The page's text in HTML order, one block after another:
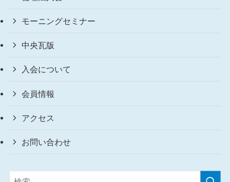
モーニングセミナー
中央瓦版
入会について
会員情報
アクセス
お問い合わせ